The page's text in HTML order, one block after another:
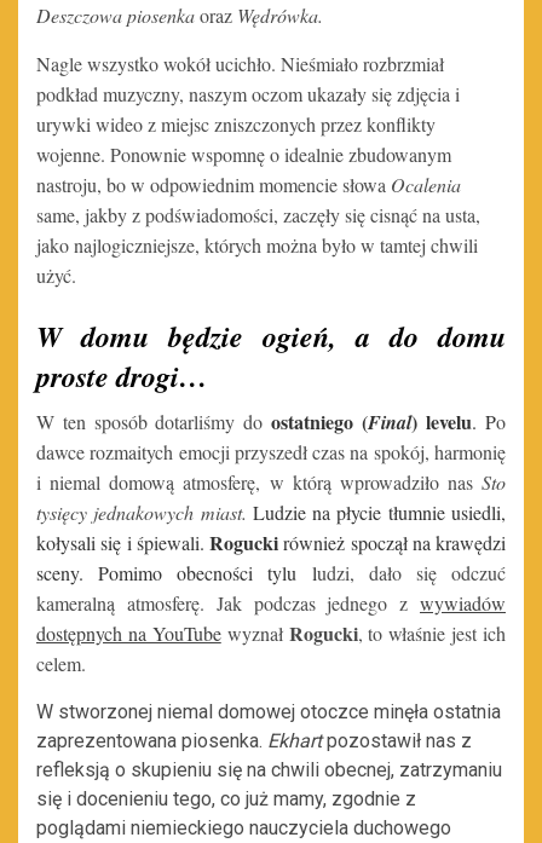
Deszczowa piosenkaoraz Wędrówka.
Nagle wszystko wokół ucichło. Nieśmiało rozbrzmiał
podkład muzyczny, naszym oczom ukazały się zdjęcia i
urywki wideo z miejsc zniszczonych przez konflikty
wojenne. Ponownie wspomnę o idealnie zbudowanym
nastroju, bo w odpowiednim momencie słowa Ocalenia
same, jakby z podświadomości, zaczęły się cisnąć na usta,
jako najlogiczniejsze, których można było w tamtej chwili
użyć.
W domu będzie ogień, a do domu
proste drogi…
W ten sposób dotarliśmy do ostatniego (Final) levelu. Po
dawce rozmaitych emocji przyszedł czas na spokój, harmonię
i niemal domową atmosferę, w którą wprowadziło nas Sto
tysięcy jednakowych miast. Ludzie na płycie tłumnie usiedli,
kołysali się i śpiewali. Roguckirównież spoczął na krawędzi
sceny. Pomimo obecności tylu ludzi, dało się odczuć
kameralną atmosferę. Jak podczas jednego z wywiadów
dostępnych na YouTubewyznał Rogucki, to właśnie jest ich
celem.
W stworzonej niemal domowej otoczce minęła ostatnia
zaprezentowana piosenka. Ekhartpozostawił nas z
refleksją o skupieniu się na chwili obecnej, zatrzymaniu
się i docenieniu tego, co już mamy, zgodnie z
poglądami niemieckiego nauczyciela duchowego